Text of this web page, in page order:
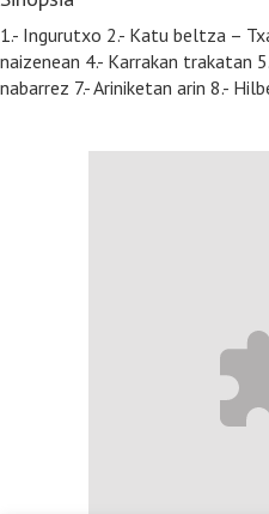
1.- Ingurutxo 2.- Katu beltza –
naizenean 4.- Karrakan trakatan
nabarrez 7.- Ariniketan arin 8.-